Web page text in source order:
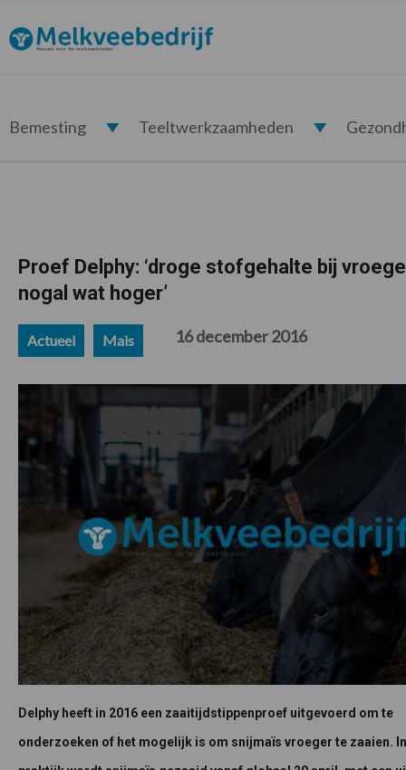
de
hoofdnavigatie
de
hoofd
de
eerste
de
voettekst
Melkveebedrijf.nl
Bemesting Teeltwerkzaamheden
Proef Delphy: ‘droge stofgehalte bij
nogal wat hoger’
Actueel Mais 16 december 2016
Delphy heeft in 2016 een zaaitijdstippenproef uitgevoerd om te
onderzoeken of het mogelijk is om snijmaïs vroeger te zaaien.